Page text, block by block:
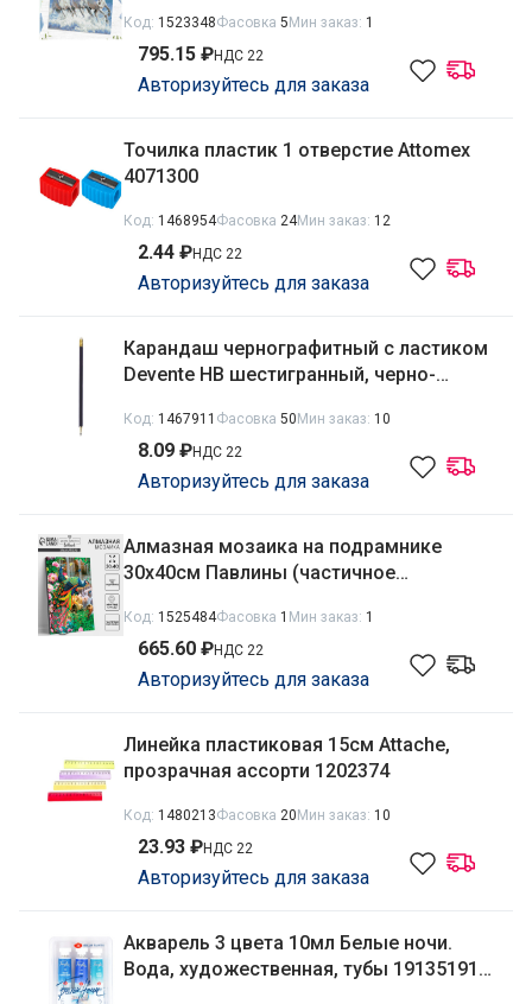
Код: 1523348Фасовка 5 Мин заказ: 1
795.15 ₽НДС 22
Авторизуйтесь для заказа
Точилка пластик 1 отверстие Attomex
4071300
Код: 1468954Фасовка 24Мин заказ: 12
2.44 ₽НДС 22
Авторизуйтесь для заказа
Карандаш чернографитный с ластиком
Devente HB шестигранный, черно-
Код: 1467911 Фасовка 50 Мин заказ: 10
8.09 ₽НДС 22
Авторизуйтесь для заказа
Алмазная мозаика на подрамнике
30x40см Павлины (частичное
Код: 1525484Фасовка 1 Мин заказ: 1
665.60 ₽НДС 22
Авторизуйтесь для заказа
Линейка пластиковая 15см Attache,
прозрачная ассорти 1202374
Код: 1480213Фасовка 20 Мин заказ: 10
23.93 ₽НДС 22
Авторизуйтесь для заказа
Акварель 3 цвета 10мл Белые ночи.
Вода, художественная, тубы 191351917,